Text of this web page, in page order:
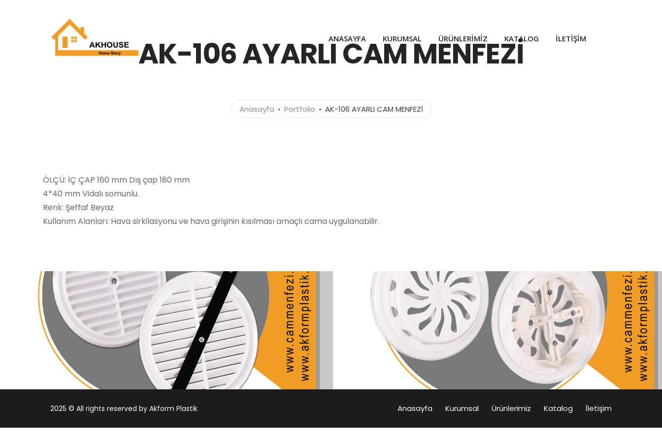
ANASAYFA KURUMSAL ÜRÜNLERIMIZ KATALOG İLETIŞIM
AK-106 AYARLI CAM MENFEZİ
Anasayfa Portfolio AK-106 AYARLI CAM MENFEZİ
ÖLÇÜ: İÇ ÇAP 160 mm Dış çap 180 mm
4*40 mm Vidalı somunlu.
Renk: Şeffaf Beyaz
Kullanım Alanları: Hava sirkilasyonu ve hava girişinin kısılması amaçlı cama uygulanabilir.
2025 © All rights reserved by Akform Plastik Anasayfa Kurumsal Ürünlerimiz Katalog İletişim